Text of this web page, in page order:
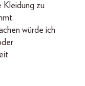
Kleidung zu
würde ich